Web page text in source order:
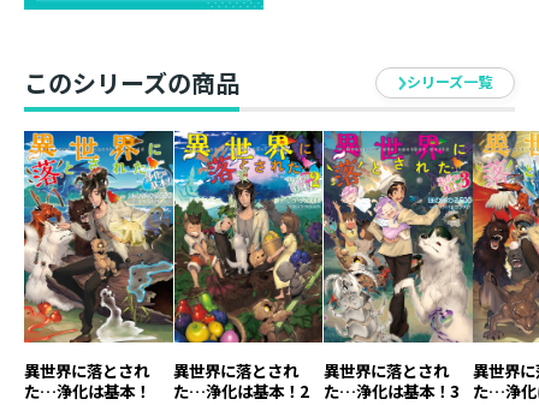
「これからは、どうすればいいんだ？」
世界の王として、彼が願う「未来」とは？
新天地に入植者も不審者もお邪魔します!?
ほのぼの勘違いファンタジー第9弾！
このシリーズの商品 シリーズ一覧
異世界に落とされ
た…浄化は基本！
異世界に落とされ
た…浄化は基本！2
異世界に落とされ
た…浄化は基本！3
異世界
た…浄化